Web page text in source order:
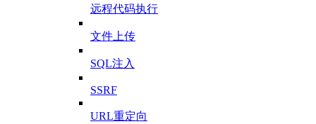
远程代码执行
文件上传
SQL注入
SSRF
URL重定向